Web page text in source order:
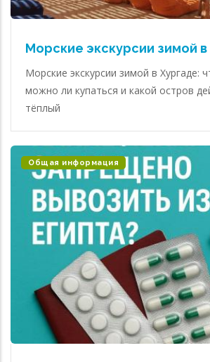
Морские экскурсии зимой
Морские экскурсии зимой в Хургаде:
можно ли купаться и какой остров
тёплый
Общая информация